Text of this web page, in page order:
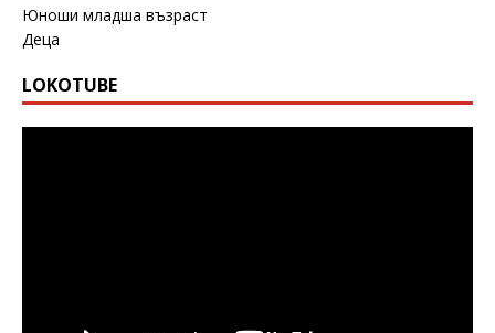
Юноши младша възраст
Деца
LOKOTUBE